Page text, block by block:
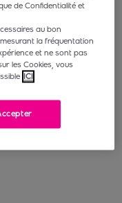
de Confidentialité et
au bon
la fréquentation
et ne sont pas
les Cookies, vous
ICI